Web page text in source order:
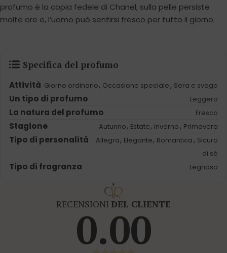
profumo è la copia fedele di Chanel, sulla pelle persiste
molte ore e, l’uomo può sentirsi fresco per tutto il giorno.
Specifica del profumo
Attività Giorno ordinario, Occasione speciale , Sera e svago
Un tipo di profumo Leggero
La natura del profumo Fresco
Stagione Autunno, Estate, Inverno , Primavera
Tipo di personalità Allegra, Elegante, Romantica , Sicura
di sé
Tipo di fragranza Legnoso
RECENSIONI DEL CLIENTE
0.00